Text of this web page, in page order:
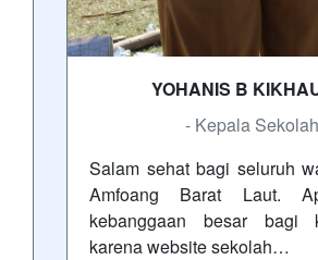
YOHANIS B
- Kepala
Salam sehat bagi seluruh
Amfoang Barat Laut.
kebanggaan besar bagi
karena website sekolah…